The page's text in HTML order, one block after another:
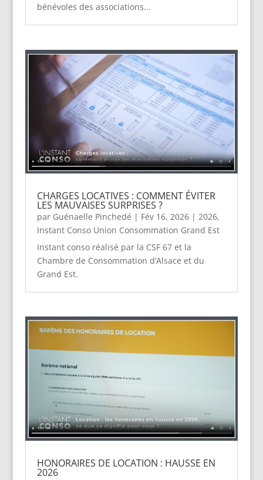
bénévoles des associations...
CHARGES LOCATIVES : COMMENT ÉVITER
LES MAUVAISES SURPRISES ?
par Guénaelle Pinchedé | Fév 16, 2026| 2026,
Instant Conso Union Consommation Grand Est
Instant conso réalisé par la CSF 67 et la
Chambre de Consommation d’Alsace et du
Grand Est.
HONORAIRES DE LOCATION : HAUSSE EN
2026